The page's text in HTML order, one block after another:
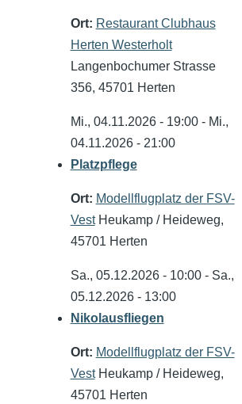
Ort: Restaurant Clubhaus
Herten Westerholt
Langenbochumer Strasse
356, 45701 Herten
Mi., 04.11.2026 - 19:00- Mi.,
04.11.2026 - 21:00
Platzpflege
Ort: Modellflugplatz der FSV-
VestHeukamp / Heideweg,
45701 Herten
Sa., 05.12.2026 - 10:00- Sa.,
05.12.2026 - 13:00
Nikolausfliegen
Ort: Modellflugplatz der FSV-
VestHeukamp / Heideweg,
45701 Herten